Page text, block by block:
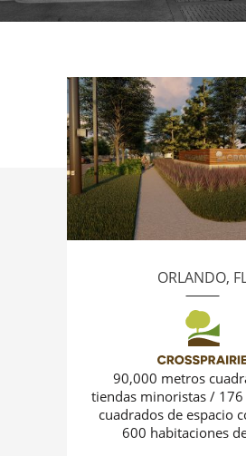
ORLANDO,
90,000 metros
tiendas minoristas /
cuadrados de espacio
600 habitaciones